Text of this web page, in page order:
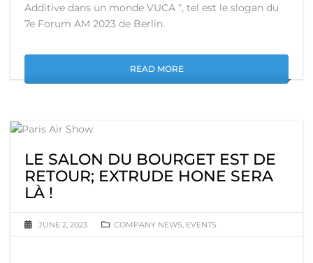
Additive dans un monde VUCA “, tel est le slogan du
7e Forum AM 2023 de Berlin.
READ MORE
LE SALON DU BOURGET EST DE
RETOUR; EXTRUDE HONE SERA
LÀ !
JUNE 2, 2023 COMPANY NEWS EVENTS